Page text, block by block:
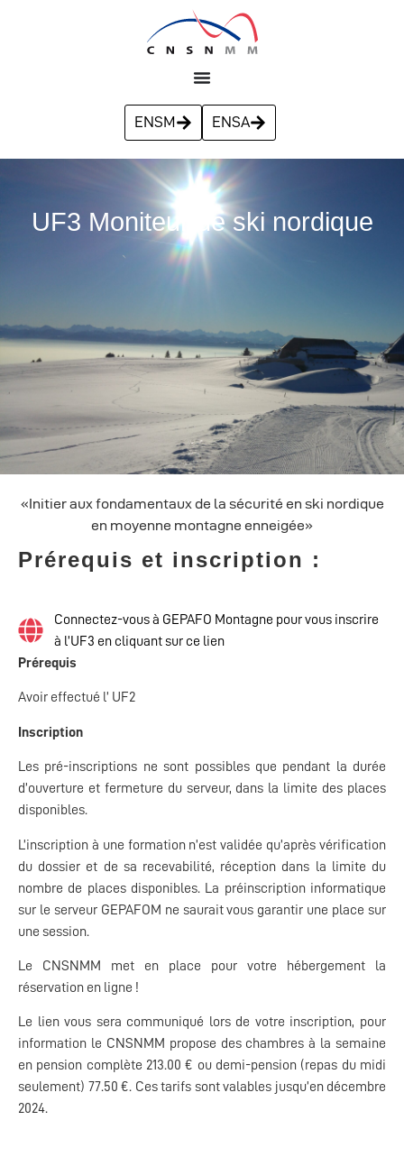
ENSM ENSA
UF3 Moniteur de ski nordique
«Initier aux fondamentaux de la sécurité en ski nordique
en moyenne montagne enneigée»
Prérequis et inscription :
Connectez-vous à GEPAFO Montagne pour vous inscrire
à l’UF3 en cliquant sur ce lien
Prérequis
Avoir effectué l’ UF2
Inscription
Les pré-inscriptions ne sont possibles que pendant la durée
d’ouverture et fermeture du serveur, dans la limite des places
disponibles.
L’inscription à une formation n’est validée qu’après vérification
du dossier et de sa recevabilité, réception dans la limite du
nombre de places disponibles. La préinscription informatique
sur le serveur GEPAFOM ne saurait vous garantir une place sur
une session.
Le CNSNMM met en place pour votre hébergement la
réservation en ligne !
Le lien vous sera communiqué lors de votre inscription, pour
information le CNSNMM propose des chambres à la semaine
en pension complète 213.00 € ou demi-pension (repas du midi
seulement) 77.50 €. Ces tarifs sont valables jusqu’en décembre
2024.